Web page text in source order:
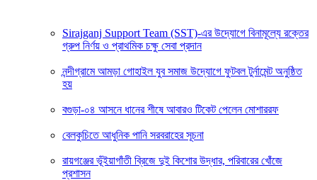
Sirajganj Support Team (SST)-এর উদ্যোগে বিনামূল্যে রক্তের
গ্রুপ নির্ণয় ও প্রাথমিক চক্ষু সেবা প্রদান
নন্দীগ্রামে আমড়া গোহাইল যুব সমাজ উদ্যোগে ফুটবল টুর্নামেন্ট অনুষ্ঠিত
হয়
বগুড়া-০৪ আসনে ধানের শীষে আবারও টিকেট পেলেন মোশাররফ
বেলকুচিতে আধুনিক পানি সরবরাহের সূচনা
রায়গঞ্জের ভূঁইয়াগাঁতী ব্রিজে দুই কিশোর উদ্ধার, পরিবারের খোঁজে
প্রশাসন